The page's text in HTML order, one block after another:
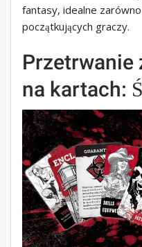
fantasy, idealne
początkujących graczy.
Przetrwanie
na kartach: